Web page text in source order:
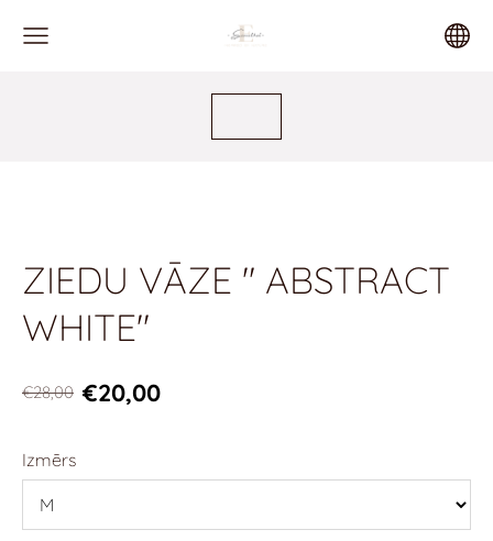
ZIEDU VĀZE " ABSTRACT
WHITE"
€28,00 €20,00
Izmērs